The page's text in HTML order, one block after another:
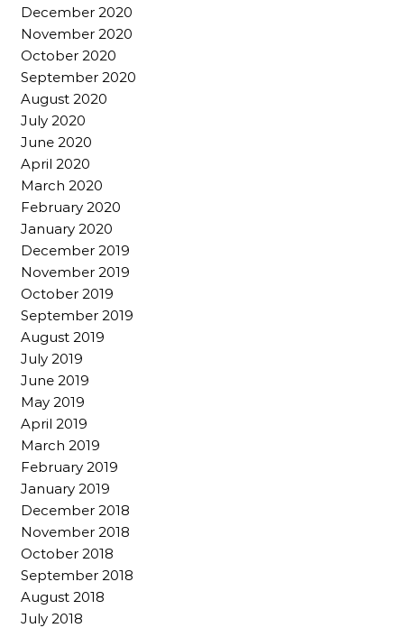
December 2020
November 2020
October 2020
September 2020
August 2020
July 2020
June 2020
April 2020
March 2020
February 2020
January 2020
December 2019
November 2019
October 2019
September 2019
August 2019
July 2019
June 2019
May 2019
April 2019
March 2019
February 2019
January 2019
December 2018
November 2018
October 2018
September 2018
August 2018
July 2018